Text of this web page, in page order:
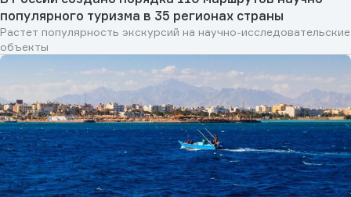
популярного туризма в 35 регионах страны
Растет популярность экскурсий на научно-исследовательские
объекты